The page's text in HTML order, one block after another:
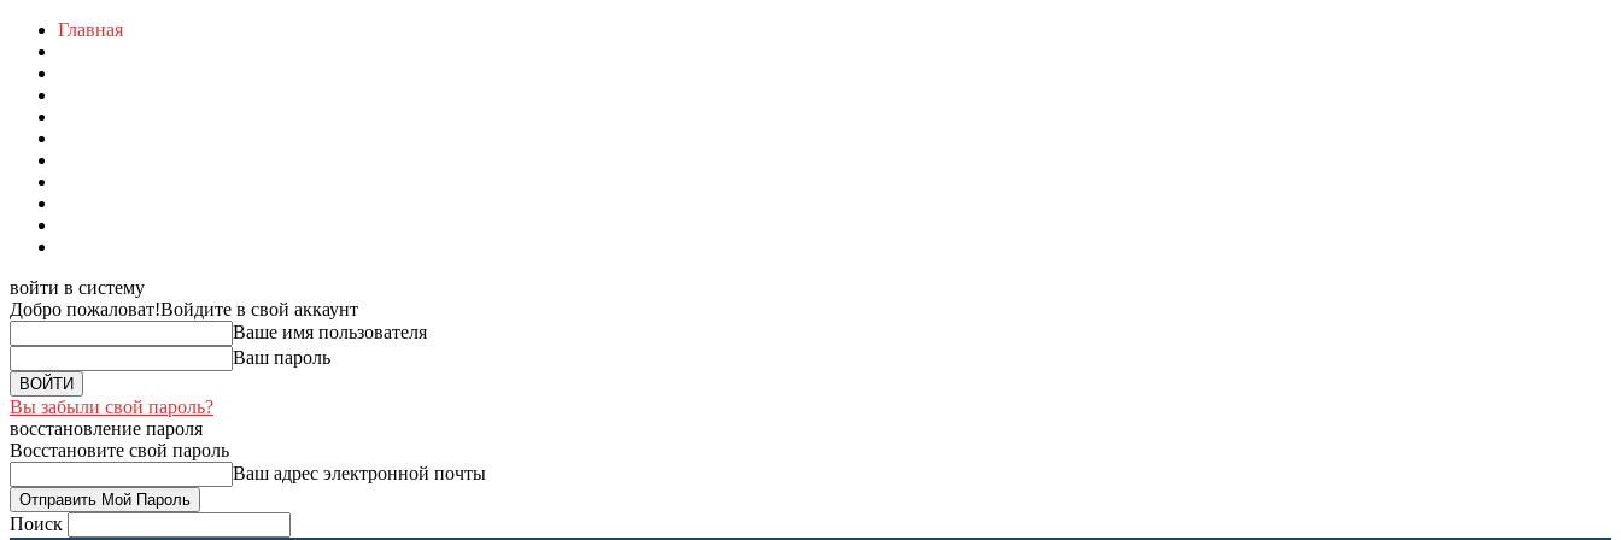
Главная
войти в систему
Добро пожаловат!Войдите в свой аккаунт
Ваше имя пользователя
Ваш пароль
Вы забыли свой пароль?
восстановление пароля
Восстановите свой пароль
Ваш адрес электронной почты
Поиск